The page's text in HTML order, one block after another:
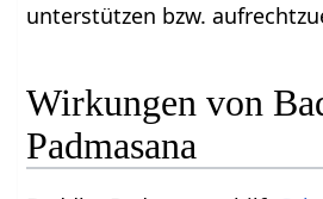
unterstützen bzw.
Wirkungen von
Padmasana